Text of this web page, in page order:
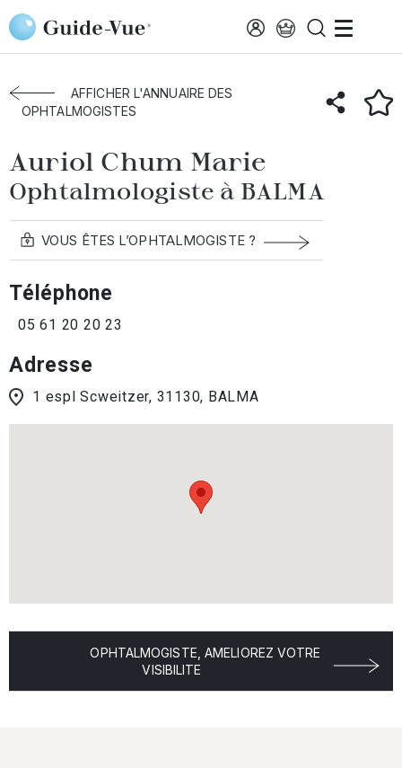
Aller au contenu principal
Accueil Annuaire des ophtalmologistes
Balma
Auriol Chum Marie
AFFICHER L'ANNUAIRE DES
OPHTALMOGISTES
Auriol Chum Marie
Ophtalmologiste à BALMA
VOUS ÊTES L’OPHTALMOGISTE ?
Téléphone
05 61 20 20 23
Adresse
1 espl Scweitzer, 31130, BALMA
OPHTALMOGISTE, AMELIOREZ VOTRE
VISIBILITE